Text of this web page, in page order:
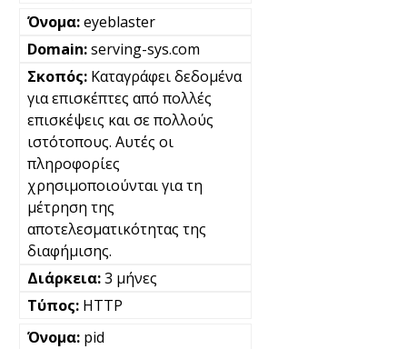
eyeblaster
serving-sys.com
Καταγράφει δεδομένα
για επισκέπτες από πολλές
επισκέψεις και σε πολλούς
ιστότοπους. Αυτές οι
πληροφορίες
χρησιμοποιούνται για τη
μέτρηση της
αποτελεσματικότητας της
διαφήμισης.
3 μήνες
HTTP
pid